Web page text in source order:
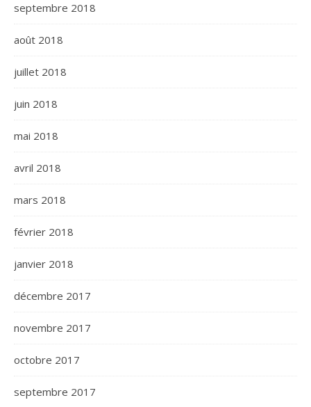
septembre 2018
août 2018
juillet 2018
juin 2018
mai 2018
avril 2018
mars 2018
février 2018
janvier 2018
décembre 2017
novembre 2017
octobre 2017
septembre 2017